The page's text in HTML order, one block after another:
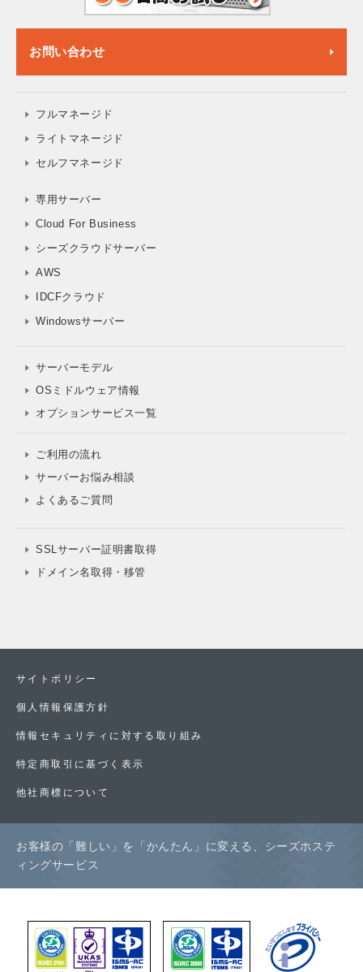
お問い合わせ
フルマネージド
ライトマネージド
セルフマネージド
専用サーバー
Cloud For Business
シーズクラウドサーバー
AWS
IDCFクラウド
Windowsサーバー
サーバーモデル
OSミドルウェア情報
オプションサービス一覧
ご利用の流れ
サーバーお悩み相談
よくあるご質問
SSLサーバー証明書取得
ドメイン名取得・移管
サイトポリシー
個人情報保護方針
情報セキュリティに対する取り組み
特定商取引に基づく表示
他社商標について
お客様の「難しい」を「かんたん」に変える、シーズホステ
ィングサービス